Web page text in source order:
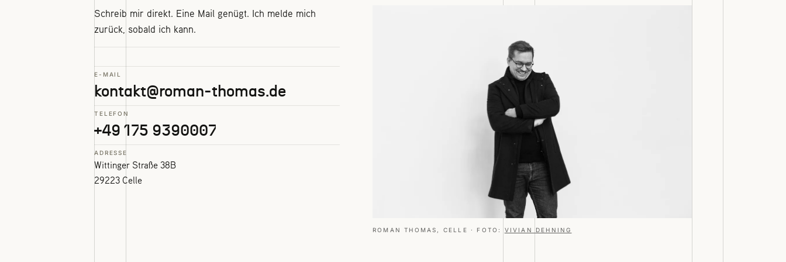
Schreib mir direkt. Eine Mail genügt. Ich melde mich
zurück, sobald ich kann.
E-MAIL
kontakt@roman-thomas.de
TELEFON
+49 175 9390007
ADRESSE
Wittinger Straße 38B
29223 Celle
ROMAN THOMAS, CELLE · FOTO: VIVIAN DEHNING